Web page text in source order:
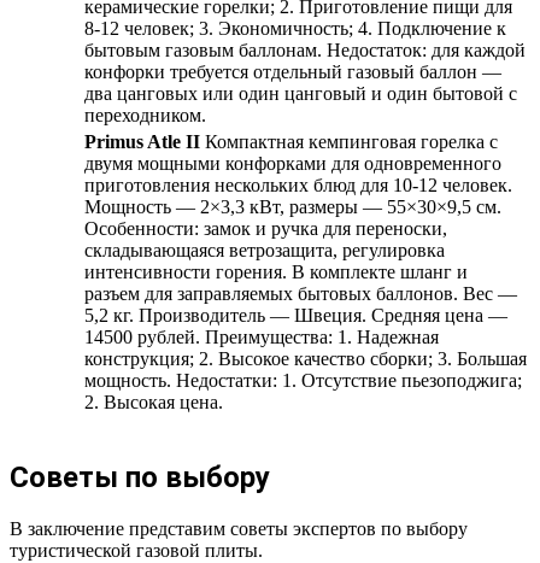
керамические горелки; 2. Приготовление пищи для
8-12 человек; 3. Экономичность; 4. Подключение к
бытовым газовым баллонам. Недостаток: для каждой
конфорки требуется отдельный газовый баллон —
два цанговых или один цанговый и один бытовой с
переходником.
Primus Atle II Компактная кемпинговая горелка с
двумя мощными конфорками для одновременного
приготовления нескольких блюд для 10-12 человек.
Мощность — 2×3,3 кВт, размеры — 55×30×9,5 см.
Особенности: замок и ручка для переноски,
складывающаяся ветрозащита, регулировка
интенсивности горения. В комплекте шланг и
разъем для заправляемых бытовых баллонов. Вес —
5,2 кг. Производитель — Швеция. Средняя цена —
14500 рублей. Преимущества: 1. Надежная
конструкция; 2. Высокое качество сборки; 3. Большая
мощность. Недостатки: 1. Отсутствие пьезоподжига;
2. Высокая цена.
Советы по выбору
В заключение представим советы экспертов по выбору
туристической газовой плиты.